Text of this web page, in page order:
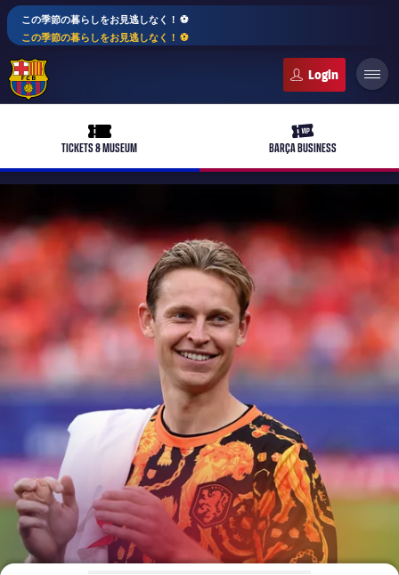
この季節の暮らしをお見逃しなく！ ⚽️
この季節の暮らしをお見逃しなく！ ⚽️
ticket-full
TICKETS & MUSEUM
ticket-vip
BARÇA BUSINESS
label.aria.plus
バルサアカデミー
plusicon
label.aria.plus
10年毎
会長
レジェンド
監督
plusicon
label.aria.plus
プレスパス
Facilities
PLUSICON
LABEL.ARIA.PLUS
トップチーム
女子サッカー
plusicon
label.aria.plus
スケジュール
チケット
順位表
バルサAtlètic
plusicon
label.aria.plus
スケジュール
結果
順位表
PLUSICON
LABEL.ARIA.PLUS
トップチーム
plusicon
label.aria.plus
スケジュール
チケット
PLUSICON
LABEL.ARIA.PLUS
トップチーム